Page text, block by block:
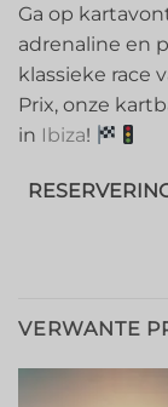
Ga op
adrenaline en
klassieke race
Prix, onze
in Ibiza!
VERWANTE